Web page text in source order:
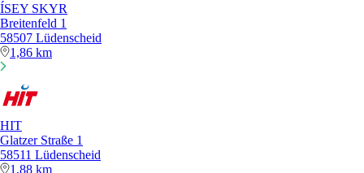
ÍSEY SKYR
Breitenfeld 1
58507 Lüdenscheid
1,86 km
HIT
Glatzer Straße 1
58511 Lüdenscheid
1,88 km